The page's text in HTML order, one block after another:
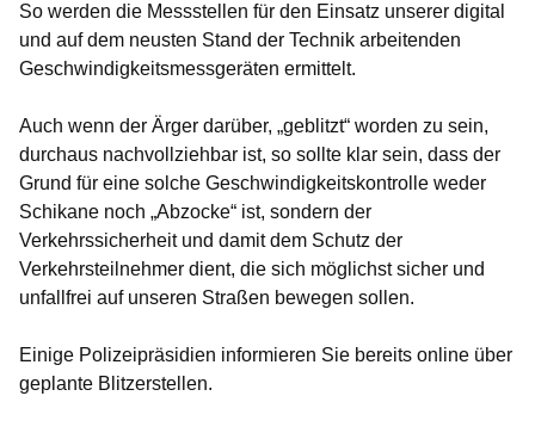
So werden die Messstellen für den Einsatz unserer digital
und auf dem neusten Stand der Technik arbeitenden
Geschwindigkeitsmessgeräten ermittelt.
Auch wenn der Ärger darüber, „geblitzt“ worden zu sein,
durchaus nachvollziehbar ist, so sollte klar sein, dass der
Grund für eine solche Geschwindigkeitskontrolle weder
Schikane noch „Abzocke“ ist, sondern der
Verkehrssicherheit und damit dem Schutz der
Verkehrsteilnehmer dient, die sich möglichst sicher und
unfallfrei auf unseren Straßen bewegen sollen.
Einige Polizeipräsidien informieren Sie bereits online über
geplante Blitzerstellen.